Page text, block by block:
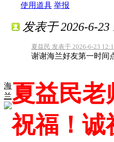
使用道具 举报
海
兰
发表于 2026-6-23
夏益民 发表于 2026-6-23
谢谢海兰好友第一时间
夏益民老
祝福！诚